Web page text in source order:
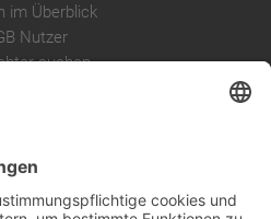
im Überblick
Nutzer
suchen
Presse
Der DGuSV